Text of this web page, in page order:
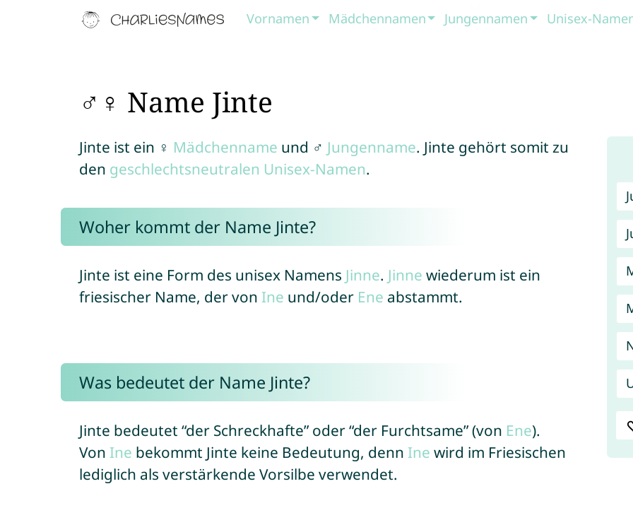
Vornamen Mädchennamen Jungennamen Unisex-
♂♀ Name Jinte
Jinte ist ein ♀ Mädchenname und ♂ Jungenname. Jinte gehört somit zu
den geschlechtsneutralen Unisex-Namen.
Woher kommt der Name Jinte?
Jinte ist eine Form des unisex Namens Jinne. Jinne wiederum ist ein
friesischer Name, der von Ine und/oder Ene abstammt.
Was bedeutet der Name Jinte?
Jinte bedeutet “der Schreckhafte” oder “der Furchtsame” (von Ene).
Von Ine bekommt Jinte keine Bedeutung, denn Ine wird im Friesischen
lediglich als verstärkende Vorsilbe verwendet.